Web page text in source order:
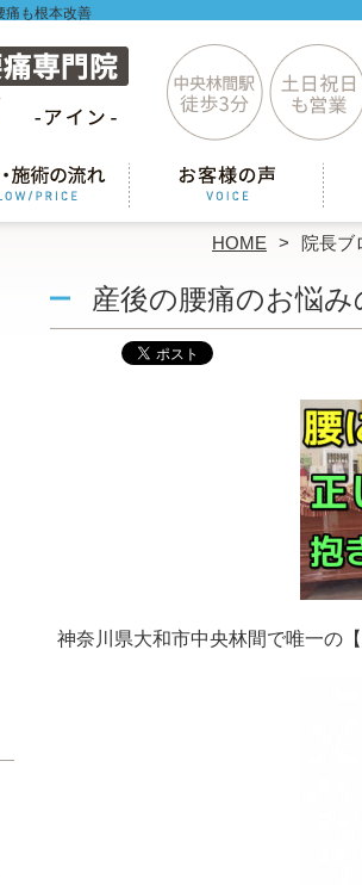
痛も根本改善
HOME 院長ブ
産後の腰痛のお悩
神奈川県大和市中央林間で唯一の